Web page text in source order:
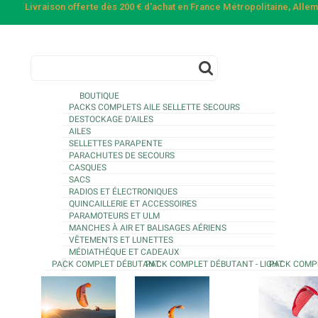
Livraison offerte dès 200 € d'achat en France Métropolitaine,
BOUTIQUE
PACKS COMPLETS AILE SELLETTE SECOURS
DESTOCKAGE D'AILES
AILES
SELLETTES PARAPENTE
PARACHUTES DE SECOURS
CASQUES
SACS
RADIOS ET ÉLECTRONIQUES
QUINCAILLERIE ET ACCESSOIRES
PARAMOTEURS ET ULM
MANCHES À AIR ET BALISAGES AÉRIENS
VÊTEMENTS ET LUNETTES
MÉDIATHÉQUE ET CADEAUX
PACK COMPLET DÉBUTANTPACK COMPLET DÉBUTANT - LIGHT
PACK